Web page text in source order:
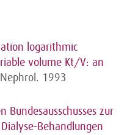
logarithmic
volume Kt/V: an
Nephrol. 1993
Bundesausschusses zur
Behandlungen